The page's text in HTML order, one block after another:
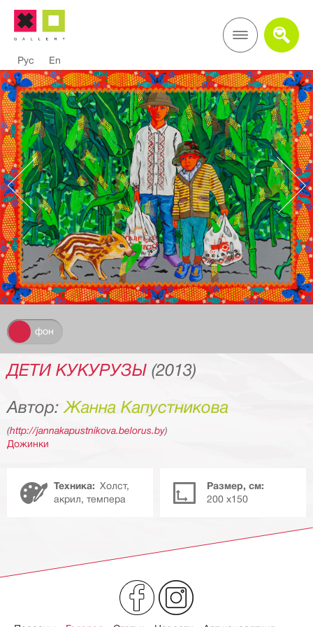
Рус En
фон
ДЕТИ КУКУРУЗЫ (2013)
Автор:Жанна Капустникова
(http://jannakapustnikova.belorus.by)
Дожинки
Техника: Холст,
акрил, темпера
Размер, см:
200 х150